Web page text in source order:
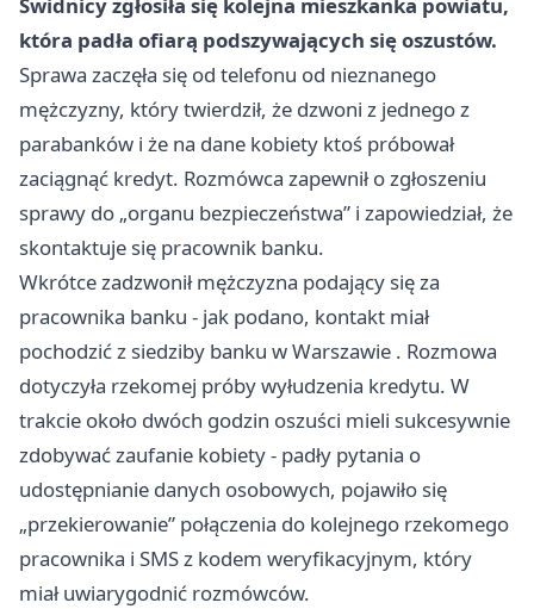
Świdnicy zgłosiła się kolejna mieszkanka powiatu,
która padła ofiarą podszywających się oszustów.
Sprawa zaczęła się od telefonu od nieznanego
mężczyzny, który twierdził, że dzwoni z jednego z
parabanków i że na dane kobiety ktoś próbował
zaciągnąć kredyt. Rozmówca zapewnił o zgłoszeniu
sprawy do „organu bezpieczeństwa” i zapowiedział, że
skontaktuje się pracownik banku.
Wkrótce zadzwonił mężczyzna podający się za
pracownika banku - jak podano, kontakt miał
pochodzić z siedziby banku wWarszawie . Rozmowa
dotyczyła rzekomej próby wyłudzenia kredytu. W
trakcie około dwóch godzin oszuści mieli sukcesywnie
zdobywać zaufanie kobiety - padły pytania o
udostępnianie danych osobowych, pojawiło się
„przekierowanie” połączenia do kolejnego rzekomego
pracownika i SMS z kodem weryfikacyjnym, który
miał uwiarygodnić rozmówców.